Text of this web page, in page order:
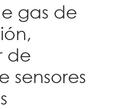
gas de
de
sensores